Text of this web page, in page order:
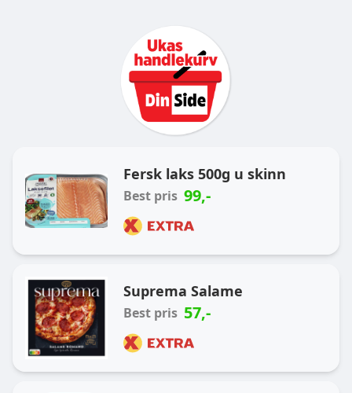
Fersk laks 500g u skinn
Best pris 99,-
Suprema Salame
Best pris 57,-